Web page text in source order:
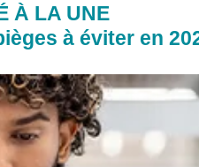
À LA UNE
à éviter en